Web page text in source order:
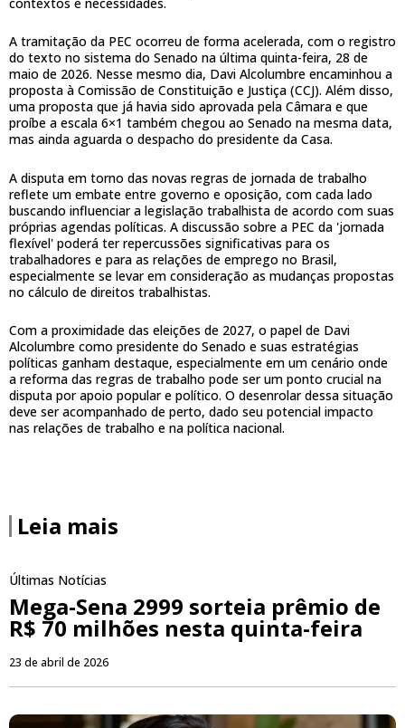
A tramitação da PEC ocorreu de forma acelerada, com o registro
do texto no sistema do Senado na última quinta-feira, 28 de
maio de 2026. Nesse mesmo dia, Davi Alcolumbre encaminhou a
proposta à Comissão de Constituição e Justiça (CCJ). Além disso,
uma proposta que já havia sido aprovada pela Câmara e que
proíbe a escala 6×1 também chegou ao Senado na mesma data,
mas ainda aguarda o despacho do presidente da Casa.
A disputa em torno das novas regras de jornada de trabalho
reflete um embate entre governo e oposição, com cada lado
buscando influenciar a legislação trabalhista de acordo com suas
próprias agendas políticas. A discussão sobre a PEC da 'jornada
flexível' poderá ter repercussões significativas para os
trabalhadores e para as relações de emprego no Brasil,
especialmente se levar em consideração as mudanças propostas
no cálculo de direitos trabalhistas.
Com a proximidade das eleições de 2027, o papel de Davi
Alcolumbre como presidente do Senado e suas estratégias
políticas ganham destaque, especialmente em um cenário onde
a reforma das regras de trabalho pode ser um ponto crucial na
disputa por apoio popular e político. O desenrolar dessa situação
deve ser acompanhado de perto, dado seu potencial impacto
nas relações de trabalho e na política nacional.
Leia mais
Últimas Notícias
Mega-Sena 2999 sorteia prêmio de
R$ 70 milhões nesta quinta-feira
23 de abril de 2026